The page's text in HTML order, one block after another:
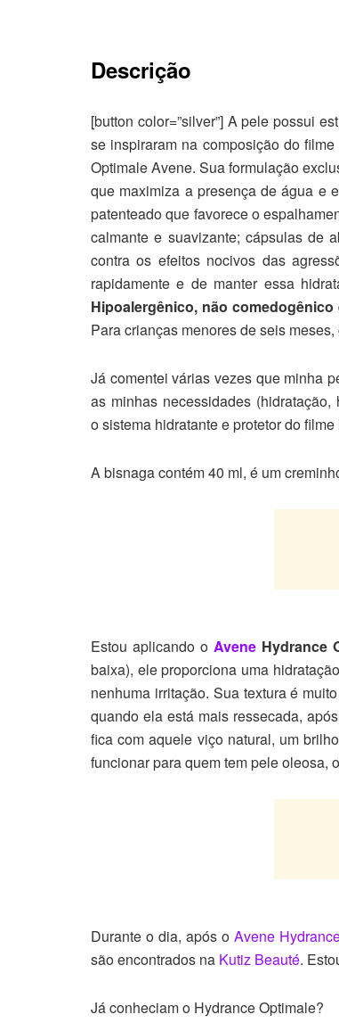
Descrição
[button color=”silver”] A pele possui
se inspiraram na composição do
Optimale Avene. Sua formulação
que maximiza a presença de água e
patenteado que favorece o
calmante e suavizante; cápsulas de
contra os efeitos nocivos das
rapidamente e de manter essa
Hipoalergênico, não
Para crianças menores de seis
Já comentei várias vezes que minha
as minhas necessidades
o sistema hidratante e protetor do
A bisnaga contém 40 ml, é um
Estou aplicando o AveneHydrance
baixa), ele proporciona uma
nenhuma irritação. Sua textura é
quando ela está mais ressecada,
fica com aquele viço natural, um
funcionar para quem tem pele oleosa,
Durante o dia, após o Avene
são encontrados na Kutiz Beauté.
Já conheciam o Hydrance Optimale?